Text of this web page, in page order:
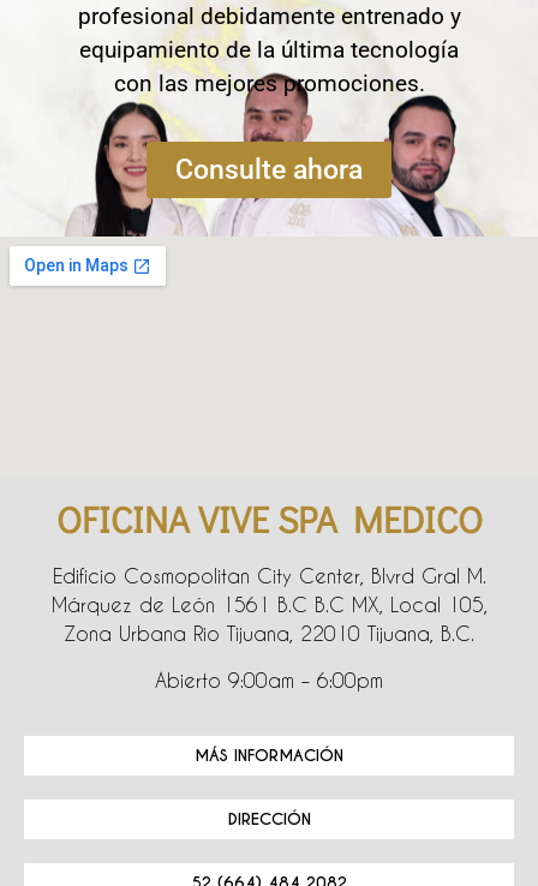
profesional debidamente entrenado y
equipamiento de la última tecnología
con las mejores promociones.
Consulte ahora
OFICINA VIVE SPA MEDICO
Edificio Cosmopolitan City Center, Blvrd Gral M.
Márquez de León 1561 B.C B.C MX, Local 105,
Zona Urbana Rio Tijuana, 22010 Tijuana, B.C.
Abierto 9:00am – 6:00pm
MÁS INFORMACIÓN
DIRECCIÓN